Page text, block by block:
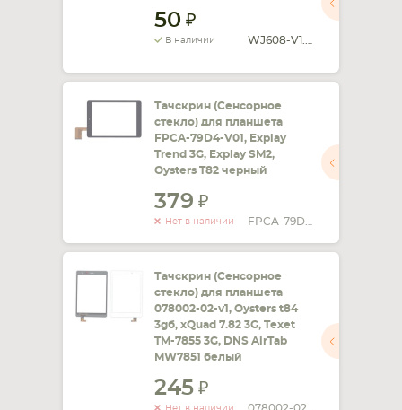
50
В наличии
Тачскрин (Сенсорное
стекло) для планшета
FPCA-79D4-V01, Explay
Trend 3G, Explay SM2,
Oysters T82 черный
379
Нет в наличии
Тачскрин (Сенсорное
стекло) для планшета
078002-02-v1, Oysters t84
3gб, xQuad 7.82 3G, Texet
TM-7855 3G, DNS AirTab
MW7851 белый
245
Нет в наличии